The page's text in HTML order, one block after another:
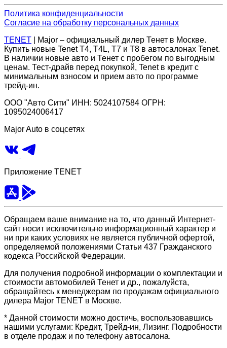
Политика конфиденциальности
Согласие на обработку персональных данных
TENET | Major – официальный дилер Тенет в Москве.
Купить новые Tenet Т4, T4L, Т7 и Т8 в автосалонах Tenet.
В наличии новые авто и Тенет с пробегом по выгодным
ценам. Тест-драйв перед покупкой, Tenet в кредит с
минимальным взносом и прием авто по программе
трейд-ин.
ООО "Авто Сити" ИНН: 5024107584 ОГРН:
1095024006417
Major Auto в соцсетях
Приложение TENET
Обращаем ваше внимание на то, что данный Интернет-
сайт носит исключительно информационный характер и
ни при каких условиях не является публичной офертой,
определяемой положениями Статьи 437 Гражданского
кодекса Российской Федерации.
Для получения подробной информации о комплектации и
стоимости автомобилей Тенет и др., пожалуйста,
обращайтесь к менеджерам по продажам официального
дилера Major TENET в Москве.
* Данной стоимости можно достичь, воспользовавшись
нашими услугами: Кредит, Трейд-ин, Лизинг. Подробности
в отделе продаж и по телефону автосалона.